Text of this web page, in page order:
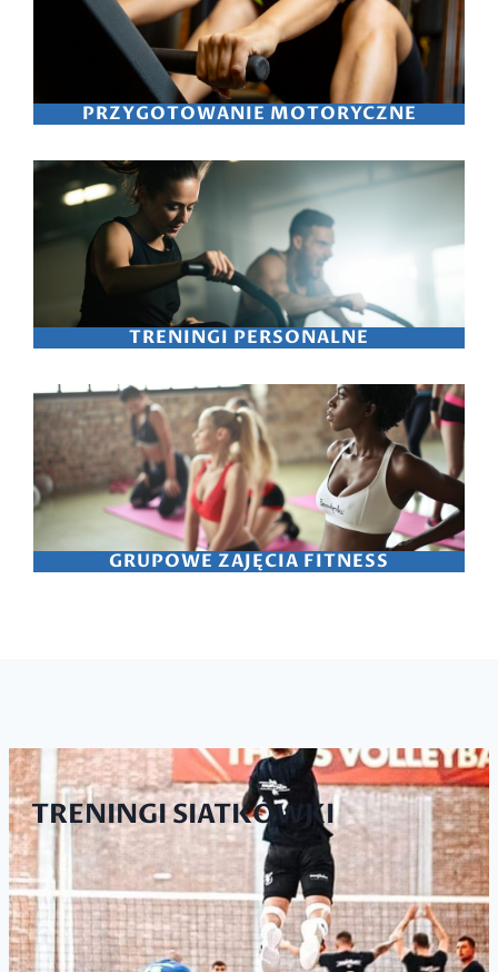
PRZYGOTOWANIE MOTORYCZNE
TRENINGI PERSONALNE
GRUPOWE ZAJĘCIA FITNESS
TRENINGI SIATKÓWKI